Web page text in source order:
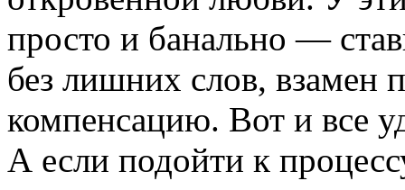
просто и банально —
без лишних слов, взамен
компенсацию. Вот и все
А если подойти к